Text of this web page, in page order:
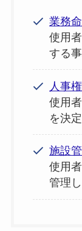
業務
使用
する
人事権
使用
を決
施設
使用
管理